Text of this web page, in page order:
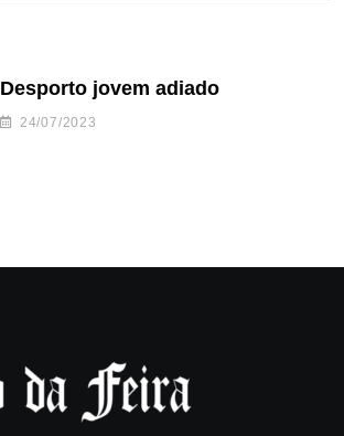
Desporto jovem adiado
24/07/2023